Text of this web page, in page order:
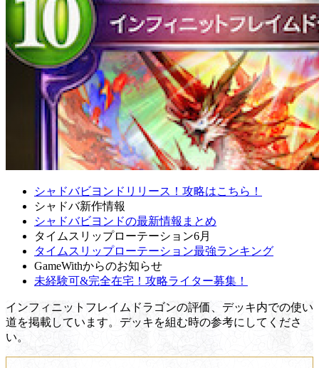
シャドバビヨンドリリース！攻略はこちら！
シャドバ新作情報
シャドバビヨンドの最新情報まとめ
タイムスリップローテーション6月
タイムスリップローテーション最強ランキング
GameWithからのお知らせ
未経験可&完全在宅！攻略ライター募集！
インフィニットフレイムドラゴンの評価、デッキ内での使い
道を掲載しています。デッキを組む時の参考にしてくださ
い。